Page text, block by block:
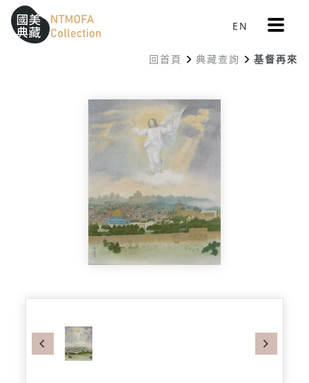
跳到中間主要內容區
網站導覽
::: EN 更
多
單
回首頁 典藏查詢 基督再來
Previous